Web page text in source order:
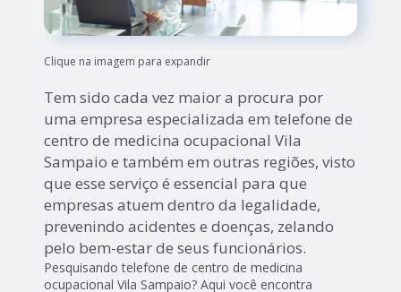
Clique na imagem para expandir
Tem sido cada vez maior a procura por
uma empresa especializada em telefone de
centro de medicina ocupacional Vila
Sampaio e também em outras regiões, visto
que esse serviço é essencial para que
empresas atuem dentro da legalidade,
prevenindo acidentes e doenças, zelando
pelo bem-estar de seus funcionários.
Pesquisando telefone de centro de medicina
ocupacional Vila Sampaio? Aqui você encontra